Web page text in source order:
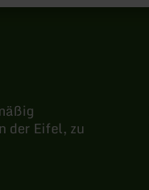
der Eifel, zu